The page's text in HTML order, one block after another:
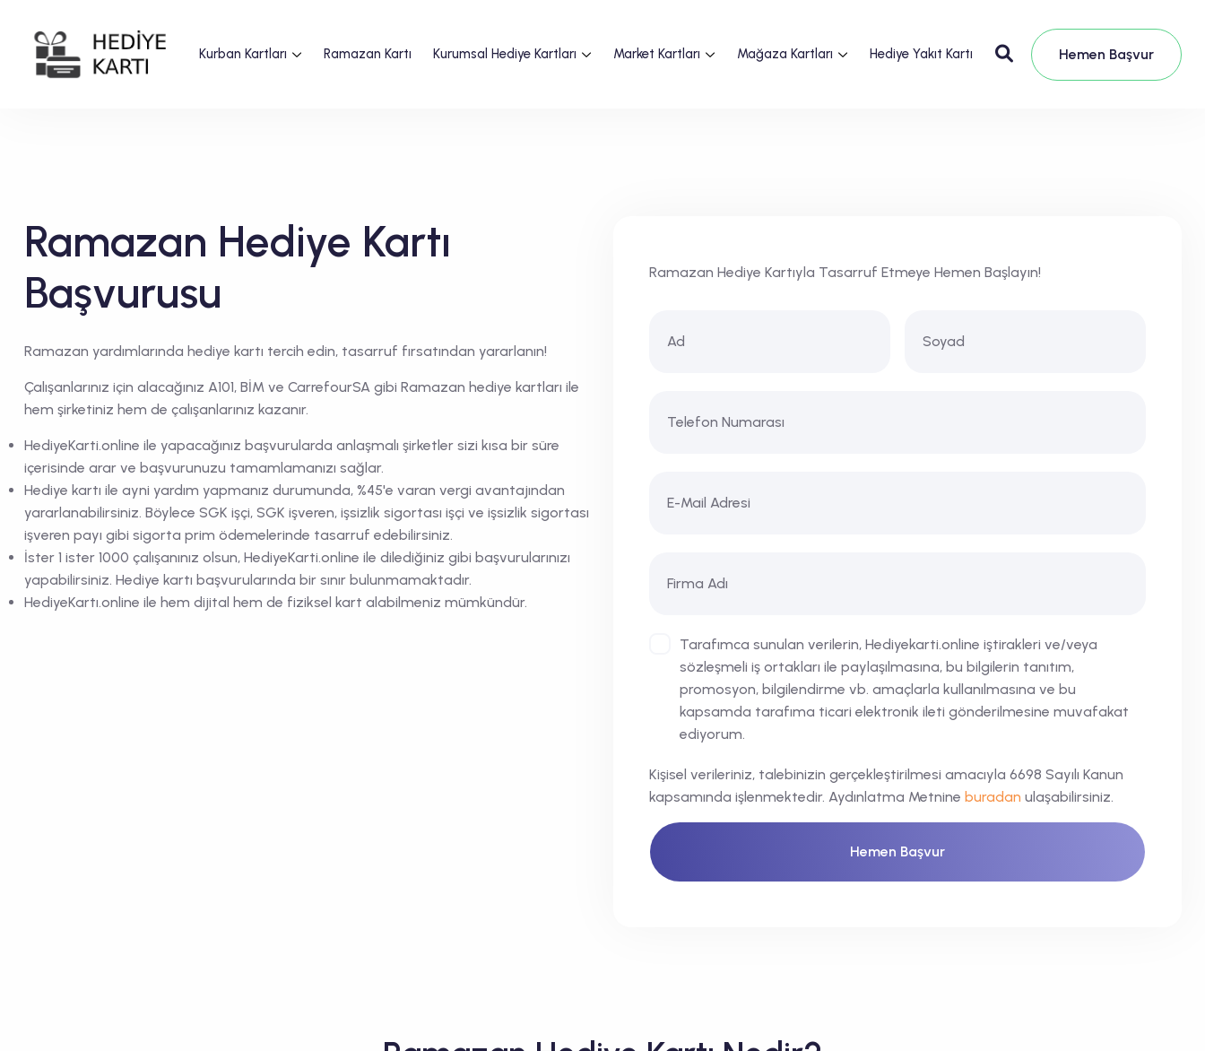
Kurban Kartları Ramazan Kartı Kurumsal Hediye Kartları Market Kartları Mağaza Kartları Hediye Yakıt Kartı Hemen Başvur
Ramazan Hediye Kartı
Başvurusu
Ramazan yardımlarında hediye kartı tercih edin, tasarruf fırsatından yararlanın!
Çalışanlarınız için alacağınız A101, BİM ve CarrefourSA gibi Ramazan hediye kartları ile
hem şirketiniz hem de çalışanlarınız kazanır.
HediyeKarti.online ile yapacağınız başvurularda anlaşmalı şirketler sizi kısa bir süre
içerisinde arar ve başvurunuzu tamamlamanızı sağlar.
Hediye kartı ile ayni yardım yapmanız durumunda, %45'e varan vergi avantajından
yararlanabilirsiniz. Böylece SGK işçi, SGK işveren, işsizlik sigortası işçi ve işsizlik sigortası
işveren payı gibi sigorta prim ödemelerinde tasarruf edebilirsiniz.
İster 1 ister 1000 çalışanınız olsun, HediyeKarti.online ile dilediğiniz gibi başvurularınızı
yapabilirsiniz. Hediye kartı başvurularında bir sınır bulunmamaktadır.
HediyeKartı.online ile hem dijital hem de fiziksel kart alabilmeniz mümkündür.
Ramazan Hediye Kartıyla Tasarruf Etmeye Hemen Başlayın!
Tarafımca sunulan verilerin, Hediyekarti.online iştirakleri ve/veya
sözleşmeli iş ortakları ile paylaşılmasına, bu bilgilerin tanıtım,
promosyon, bilgilendirme vb. amaçlarla kullanılmasına ve bu
kapsamda tarafıma ticari elektronik ileti gönderilmesine muvafakat
ediyorum.
Kişisel verileriniz, talebinizin gerçekleştirilmesi amacıyla 6698 Sayılı Kanun
kapsamında işlenmektedir. Aydınlatma Metnine buradan ulaşabilirsiniz.
Hemen Başvur